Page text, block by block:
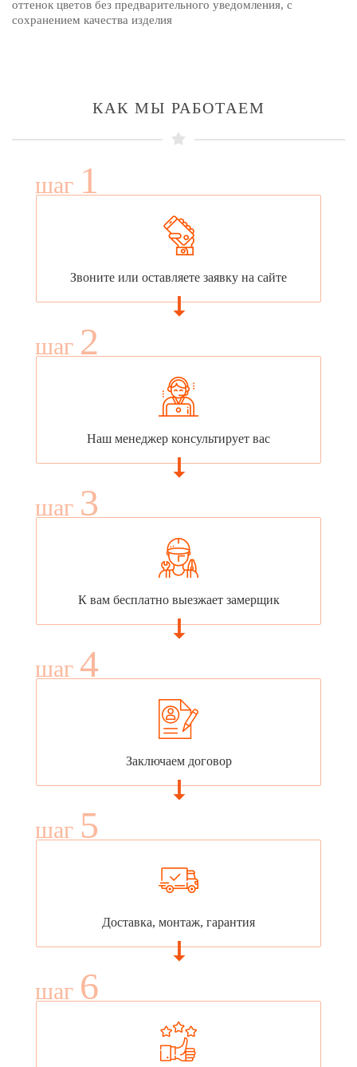
оттенок цветов без предварительного уведомления, с
сохранением качества изделия
КАК МЫ РАБОТАЕМ
шаг 1
Звоните или оставляете заявку на сайте
шаг 2
Наш менеджер консультирует вас
шаг 3
К вам бесплатно выезжает замерщик
шаг 4
Заключаем договор
шаг 5
Доставка, монтаж, гарантия
шаг 6